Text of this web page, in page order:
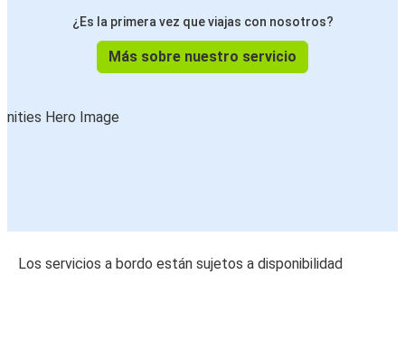
¿Es la primera vez que viajas con nosotros?
Más sobre nuestro servicio
Los servicios a bordo están sujetos a disponibilidad